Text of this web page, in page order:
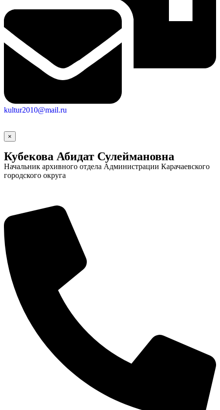
kultur2010@mail.ru
×
Кубекова Абидат Сулеймановна
Начальник архивного отдела Администрации Карачаевского
городского округа